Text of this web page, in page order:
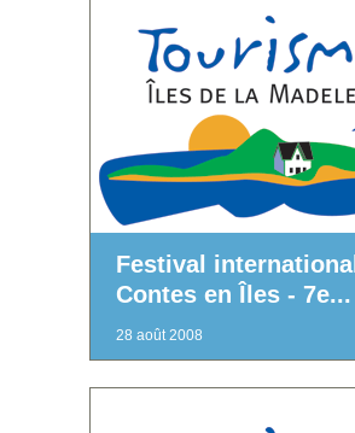
Festival international
Contes en Îles - 7e...
28 août 2008